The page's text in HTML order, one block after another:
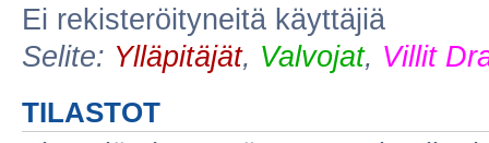
Ei rekisteröityneitä käyttäjiä
Selite: Ylläpitäjät, Valvojat, Villit
TILASTOT